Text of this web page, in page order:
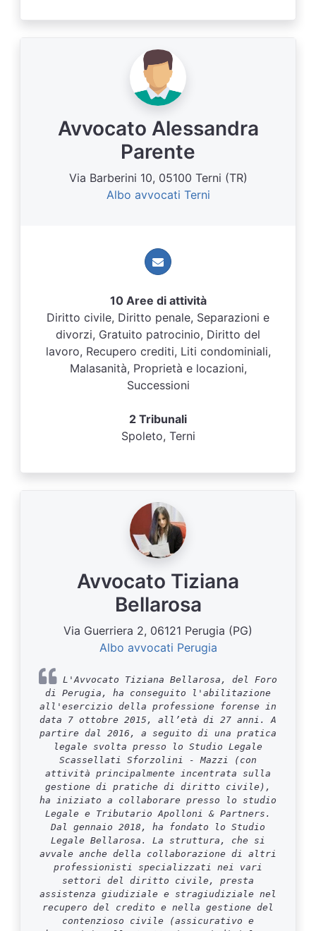
Avvocato Alessandra
Parente
Via Barberini 10, 05100 Terni (TR)
Albo avvocati Terni
10 Aree di attività
Diritto civile, Diritto penale, Separazioni e
divorzi, Gratuito patrocinio, Diritto del
lavoro, Recupero crediti, Liti condominiali,
Malasanità, Proprietà e locazioni,
Successioni
2 Tribunali
Spoleto, Terni
Avvocato Tiziana
Bellarosa
Via Guerriera 2, 06121 Perugia (PG)
Albo avvocati Perugia
L'Avvocato Tiziana Bellarosa, del Foro
di Perugia, ha conseguito l'abilitazione
all'esercizio della professione forense in
data 7 ottobre 2015, all’età di 27 anni. A
partire dal 2016, a seguito di una pratica
legale svolta presso lo Studio Legale
Scassellati Sforzolini - Mazzi (con
attività principalmente incentrata sulla
gestione di pratiche di diritto civile),
ha iniziato a collaborare presso lo studio
Legale e Tributario Apolloni & Partners.
Dal gennaio 2018, ha fondato lo Studio
Legale Bellarosa. La struttura, che si
avvale anche della collaborazione di altri
professionisti specializzati nei vari
settori del diritto civile, presta
assistenza giudiziale e stragiudiziale nel
recupero del credito e nella gestione del
contenzioso civile (assicurativo e